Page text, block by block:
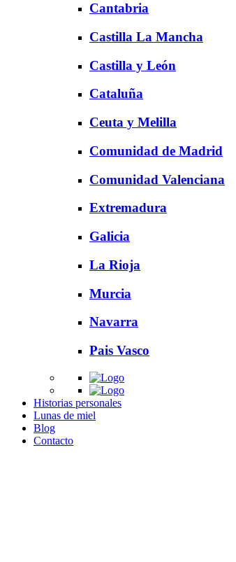
Cantabria
Castilla La Mancha
Castilla y León
Cataluña
Ceuta y Melilla
Comunidad de Madrid
Comunidad Valenciana
Extremadura
Galicia
La Rioja
Murcia
Navarra
Pais Vasco
Historias personales
Lunas de miel
Blog
Contacto